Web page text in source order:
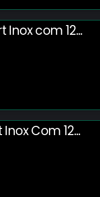
Inox com 12
Inox Com 12
220v